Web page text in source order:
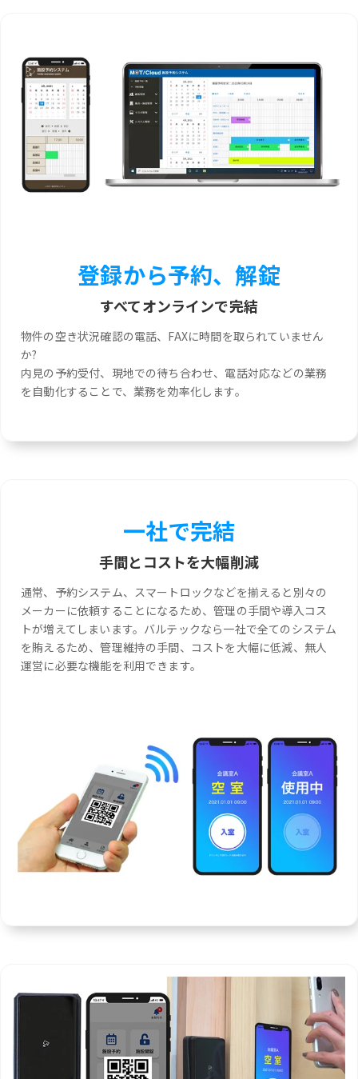
登録から予約、解錠
すべてオンラインで完結
物件の空き状況確認の電話、FAXに時間を取られていません
か?
内見の予約受付、現地での待ち合わせ、電話対応などの業務
を自動化することで、業務を効率化します。
一社で完結
手間とコストを大幅削減
通常、予約システム、スマートロックなどを揃えると別々の
メーカーに依頼することになるため、管理の手間や導入コス
トが増えてしまいます。バルテックなら一社で全てのシステム
を賄えるため、管理維持の手間、コストを大幅に低減、無人
運営に必要な機能を利用できます。